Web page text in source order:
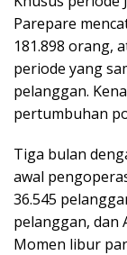
Parepare
181.898 orang,
periode yang
pelanggan.
pertumbuhan
Tiga bulan
awal
36.545
pelanggan, dan
Momen libur